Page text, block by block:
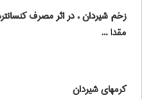
زخم شیردان ، در اثر مصرف
مقدا ...
کرمهای شیردان